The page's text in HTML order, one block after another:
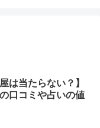
は当たらない？】
口コミや占いの値